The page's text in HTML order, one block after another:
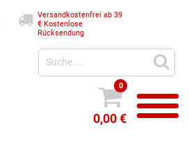
Versandkostenfrei ab 39
€Kostenlose
Rücksendung
0
0,00 €